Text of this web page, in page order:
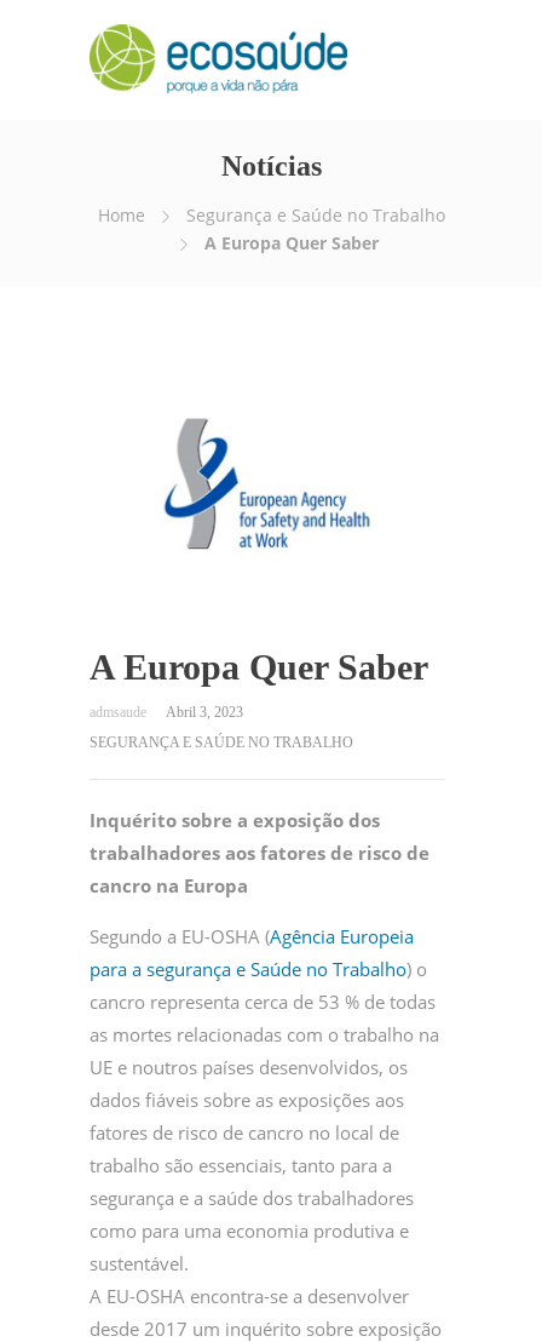
Notícias
Home
Segurança e Saúde no Trabalho
A Europa Quer Saber
A Europa Quer Saber
Abril 3, 2023
SEGURANÇA E SAÚDE NO TRABALHO
Inquérito sobre a exposição dos
trabalhadores aos fatores de risco de
cancro na Europa
Segundo a EU-OSHA (Agência Europeia
para a segurança e Saúde no Trabalho) o
cancro representa cerca de 53 % de todas
as mortes relacionadas com o trabalho na
UE e noutros países desenvolvidos, os
dados fiáveis sobre as exposições aos
fatores de risco de cancro no local de
trabalho são essenciais, tanto para a
segurança e a saúde dos trabalhadores
como para uma economia produtiva e
sustentável.
A EU-OSHA encontra-se a desenvolver
desde 2017 um inquérito sobre exposição